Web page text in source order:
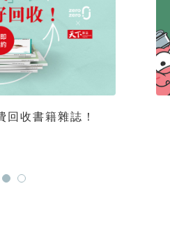
回收書籍雜誌！